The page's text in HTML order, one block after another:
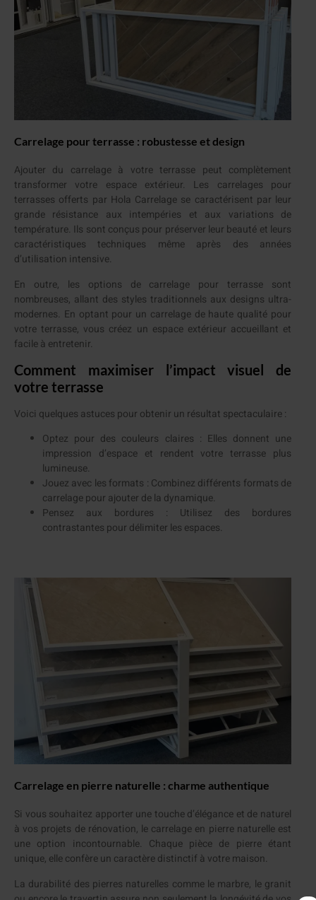
Carrelage pour terrasse : robustesse et design
Ajouter du carrelage à votre terrasse peut complètement
transformer votre espace extérieur. Les carrelages pour
terrasses offerts par Hola Carrelage se caractérisent par leur
grande résistance aux intempéries et aux variations de
température. Ils sont conçus pour préserver leur beauté et leurs
caractéristiques techniques même après des années
d’utilisation intensive.
En outre, les options de carrelage pour terrasse sont
nombreuses, allant des styles traditionnels aux designs ultra-
modernes. En optant pour un carrelage de haute qualité pour
votre terrasse, vous créez un espace extérieur accueillant et
facile à entretenir.
Comment maximiser l’impact visuel de
votre terrasse
Voici quelques astuces pour obtenir un résultat spectaculaire :
Optez pour des couleurs claires : Elles donnent une
impression d’espace et rendent votre terrasse plus
lumineuse.
Jouez avec les formats : Combinez différents formats de
carrelage pour ajouter de la dynamique.
Pensez aux bordures : Utilisez des bordures
contrastantes pour délimiter les espaces.
Carrelage en pierre naturelle : charme authentique
Si vous souhaitez apporter une touche d’élégance et de naturel
à vos projets de rénovation, le carrelage en pierre naturelle est
une option incontournable. Chaque pièce de pierre étant
unique, elle confère un caractère distinctif à votre maison.
La durabilité des pierres naturelles comme le marbre, le granit